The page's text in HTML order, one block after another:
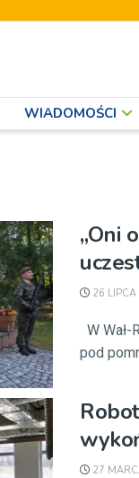
WIADOMOŚCI
„Oni
26
W
pod
27